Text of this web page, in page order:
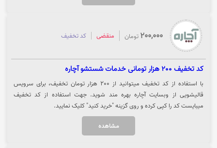
200,000 تومان منقضی کد تخفیف
کد تخفیف 200 هزار تومانی خدمات شستشو آچاره
با استفاده از کد تخفیف میتوانید از 200 هزار تومان تخفیف، برای سرویس
قالیشویی از وبسایت آچاره بهره مند شوید. جهت استفاده از کد تخفیف
میبایست کد را کپی کرده و روی گزینه "خرید کنید" کلیک نمایید.
مشاهده